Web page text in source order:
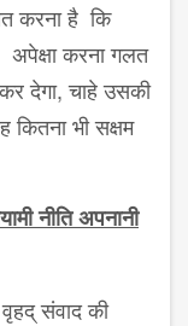
करना है कि
अपेक्षा करना गलत
देगा, चाहे उसकी
कितना भी सक्षम
नीति अपनानी
संवाद की